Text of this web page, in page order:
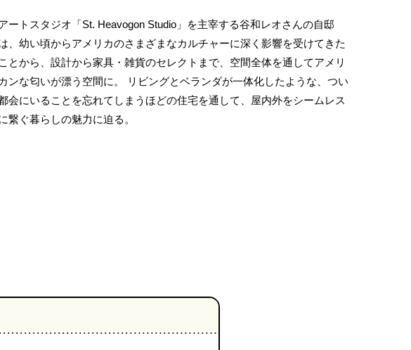
ートスタジオ「St. Heavogon Studio」を主宰する谷和レオさんの自邸
、幼い頃からアメリカのさまざまなカルチャーに深く影響を受けてきた
ことから、設計から家具・雑貨のセレクトまで、空間全体を通してアメリ
カンな匂いが漂う空間に。 リビングとベランダが一体化したような、つい
会にいることを忘れてしまうほどの住宅を通して、屋内外をシームレス
繋ぐ暮らしの魅力に迫る。